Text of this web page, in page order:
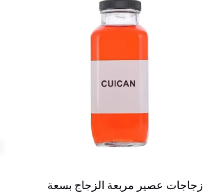
زجاجات عصير مربعة الزجاج بسعة